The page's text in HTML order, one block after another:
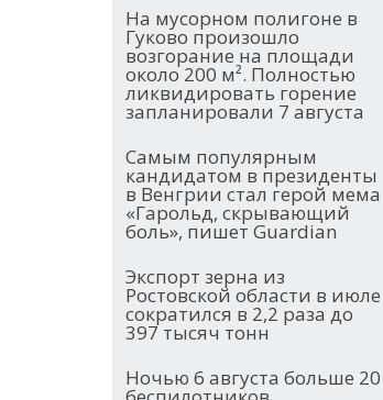
На мусорном полигоне в
Гуково произошло
возгорание на площади
около 200 м². Полностью
ликвидировать горение
запланировали 7 августа
Самым популярным
кандидатом в президенты
в Венгрии стал герой мема
«Гарольд, скрывающий
боль», пишет Guardian
Экспорт зерна из
Ростовской области в июле
сократился в 2,2 раза до
397 тысяч тонн
Ночью 6 августа больше 20